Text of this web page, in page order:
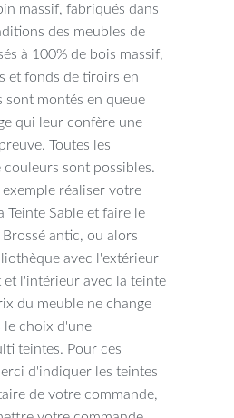
massif, fabriqués dans
des meubles de
à 100% de bois massif,
et fonds de tiroirs en
sont montés en queue
qui leur confère une
Toutes les
sont possibles.
réaliser votre
Teinte Sable et faire le
antic, ou alors
avec l'extérieur
et l'intérieur avec la teinte
du meuble ne change
le choix d'une
teintes. Pour ces
d'indiquer les teintes
de votre commande,